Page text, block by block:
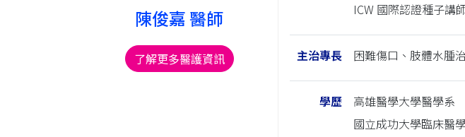
陳俊嘉 醫師
了解更多醫護資訊
ICW 國際認證種子講
主治專長 困難傷口、肢體水腫
學歷
高雄醫學大學醫學系
國立成功大學臨床醫